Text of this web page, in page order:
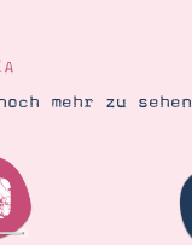
mehr zu sehen